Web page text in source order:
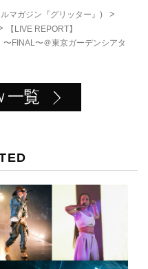
マガジン『グリッター』) >
【LIVE REPORT】
FINAL〜＠東京ガーデンシアタ
一覧